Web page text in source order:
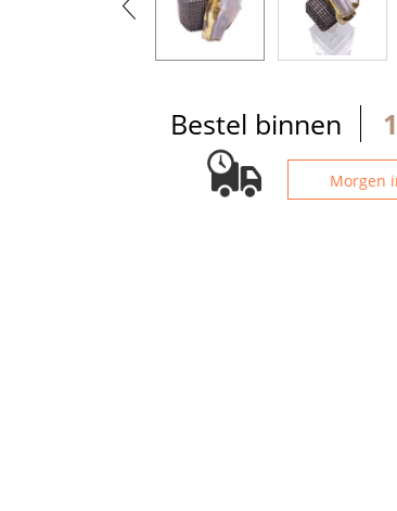
Bestel binnen
Morgen